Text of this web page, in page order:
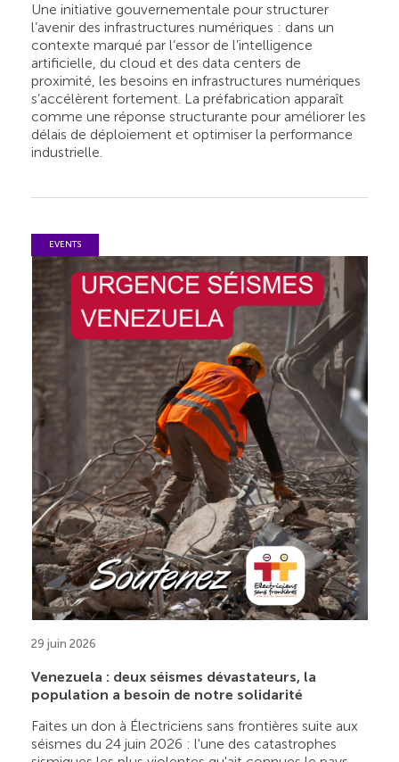
Une initiative gouvernementale pour structurer
l’avenir des infrastructures numériques : dans un
contexte marqué par l’essor de l’intelligence
artificielle, du cloud et des data centers de
proximité, les besoins en infrastructures numériques
s’accélèrent fortement. La préfabrication apparaît
comme une réponse structurante pour améliorer les
délais de déploiement et optimiser la performance
industrielle.
EVENTS
29 juin 2026
Venezuela : deux séismes dévastateurs, la
population a besoin de notre solidarité
Faites un don à Électriciens sans frontières suite aux
séismes du 24 juin 2026 : l'une des catastrophes